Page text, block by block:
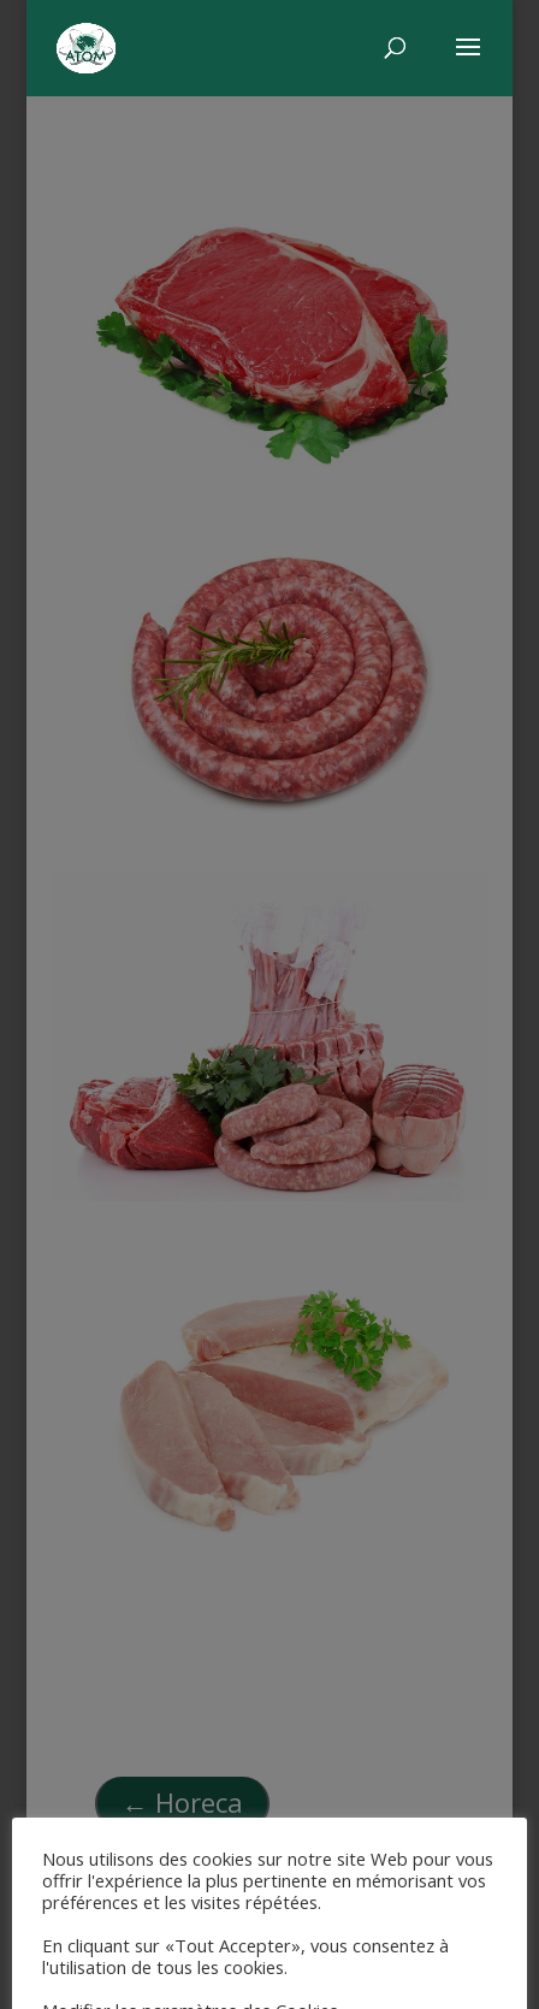
← Horeca
Pescados y Mariscos
Nous utilisons des cookies sur notre site Web pour vous
offrir l'expérience la plus pertinente en mémorisant vos
préférences et les visites répétées.
En cliquant sur «Tout Accepter», vous consentez à
l'utilisation de tous les cookies.